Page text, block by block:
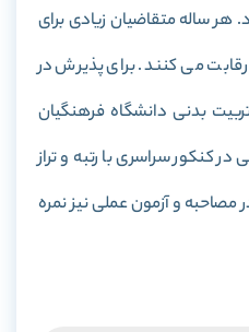
ساله متقاضیان زیادی برای
می کنند. برای پذیرش در
بدنی دانشگاه فرهنگیان
در کنکور سراسری با رتبه و تراز
و آزمون عملی نیز نمره